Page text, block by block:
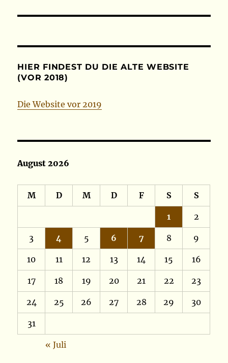
HIER FINDEST DU DIE ALTE WEBSITE
(VOR 2018)
Die Website vor 2019
August 2026
M D M D F S S
1 2
3 4 5 6 7 8 9
10 11 12 13 14 15 16
17 18 19 20 21 22 23
24 25 26 27 28 29 30
31
« Juli